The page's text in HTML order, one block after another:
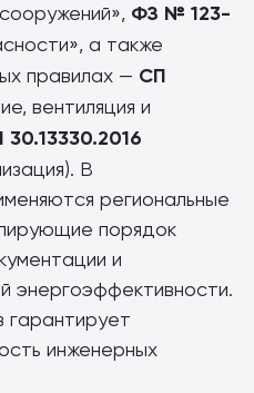
ФЗ № 123-
а также
правилах — СП
вентиляция и
30.13330.2016
В
региональные
порядок
и
энергоэффективности.
инженерных